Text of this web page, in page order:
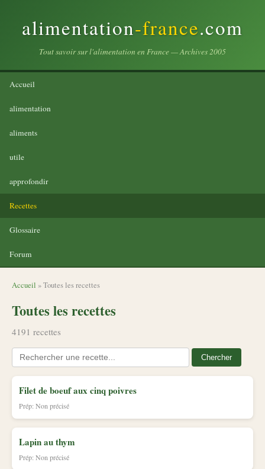
alimentation-france.com
Tout savoir sur l'alimentation en France — Archives 2005
Accueil
alimentation
aliments
utile
approfondir
Recettes
Glossaire
Forum
Accueil » Toutes les recettes
Toutes les recettes
4191 recettes
Chercher
Filet de boeuf aux cinq poivres
Prép: Non précisé
Lapin au thym
Prép: Non précisé